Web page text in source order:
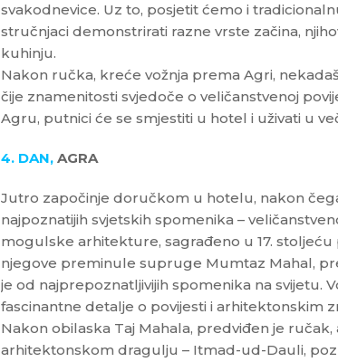
svakodnevice. Uz to, posjetit ćemo i
stručnjaci demonstrirati razne vrste začina,
kuhinju.
Nakon ručka, kreće vožnja prema Agri,
čije znamenitosti svjedoče o veličanstvenoj
Agru, putnici će se smjestiti u hotel i uživati u
4. DAN,AGRA
Jutro započinje doručkom u hotelu, nakon
najpoznatijih svjetskih spomenika –
mogulske arhitekture, sagrađeno u 17. stoljeću
njegove preminule supruge Mumtaz Mahal,
je od najprepoznatljivijih spomenika na svijetu.
fascinantne detalje o povijesti i arhitektonskim
Nakon obilaska Taj Mahala, predviđen je
arhitektonskom dragulju – Itmad-ud-Dauli,